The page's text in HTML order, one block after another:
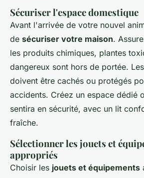
Sécuriser l'espace domestique
Avant l'arrivée de votre nouvel
de sécuriser votre maison.
les produits chimiques, plantes
dangereux sont hors de portée.
doivent être cachés ou protégés
accidents. Créez un espace dédié
sentira en sécurité, avec un lit
fraîche.
Sélectionner les jouets et
appropriés
Choisir les jouets et équipements